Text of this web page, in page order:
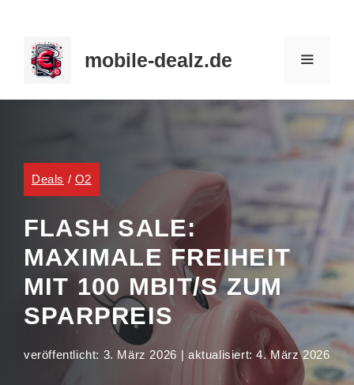
Inhalt
springen
mobile-dealz.de
Deals / O2
FLASH SALE:
MAXIMALE FREIHEIT
MIT 100 MBIT/S ZUM
SPARPREIS
veröffentlicht: 3. März 2026 | aktualisiert:4. März 2026